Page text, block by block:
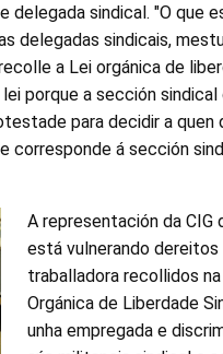
delegada sindical. "O que
delegadas sindicais,
a Lei orgánica de
porque a sección sindical
para decidir a quen
corresponde á sección
A representación da CIG
está vulnerando
traballadora recollidos
Orgánica de Liberdade
unha empregada e